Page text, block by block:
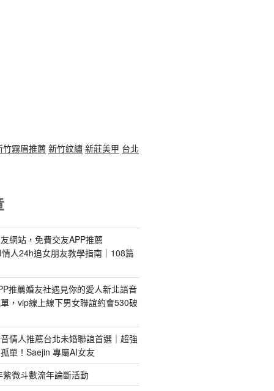
竹霧眉推薦 新竹紋繡 新莊美甲 台北
網站，免費交友APP推薦
人24h追女朋友教學指南｜108篇
推薦婚友社遇見你的愛人新北語音
，vip線上線下男女聯誼約會530破
情人推薦台北未婚聯誼首選｜超強
單！Saejin 專屬AI女友
微斗數流年論斷活動